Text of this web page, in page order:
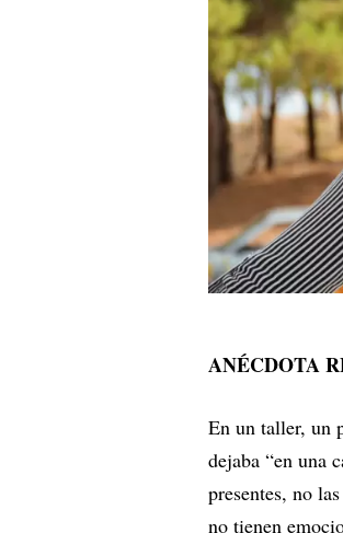
ANÉCDOTA
En un taller, un
dejaba “en una
presentes, no
no tienen